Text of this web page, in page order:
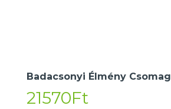
Badacsonyi Élmény Csomag
21570Ft